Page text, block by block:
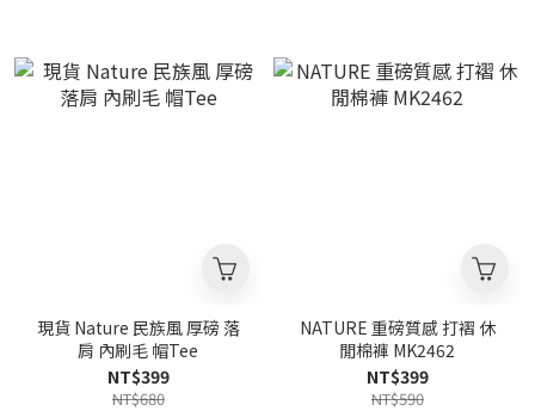
現貨 Nature 民族風 厚磅 落
肩 內刷毛 帽Tee
NT$399
NT$680
NATURE 重磅質感 打褶 休
閒棉褲 MK2462
NT$399
NT$590